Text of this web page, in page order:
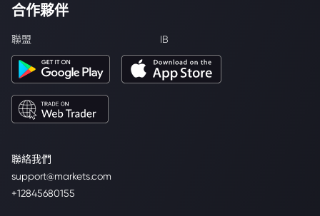
聯絡我們
support@markets.com
+12845680155
合作夥伴
聯盟 IB